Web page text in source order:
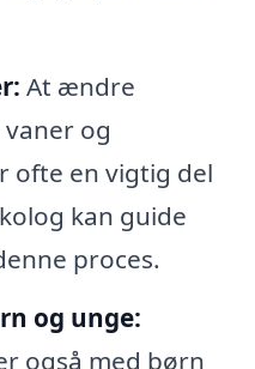
At ændre
og
ofte en vigtig del
kan guide
proces.
og unge:
også med børn